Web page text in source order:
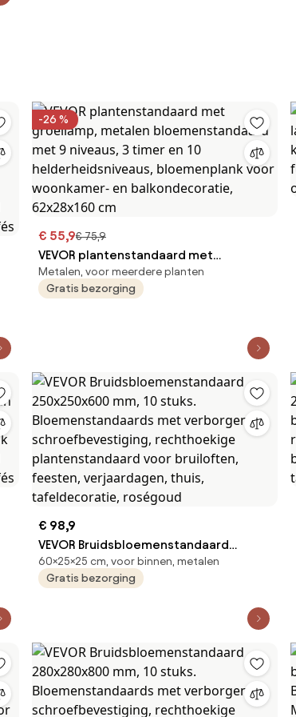
-26 %
€ 55,9€ 75,9
VEVOR plantenstandaard met
groeilamp, metalen
bloemenstandaard met 9 niveaus, 3
Metalen, voor meerdere planten
Gratis bezorging
€ 98,9
VEVOR Bruidsbloemenstandaard
250x250x600 mm, 10 stuks.
Bloemenstandaards met verborgen
feesten, verjaardagen, thuis,
tafeldecoratie, roségoud
60×25×25 cm, voor binnen, metalen
Gratis bezorging